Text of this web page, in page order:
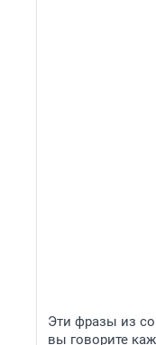
Эти фразы из
вы говорите